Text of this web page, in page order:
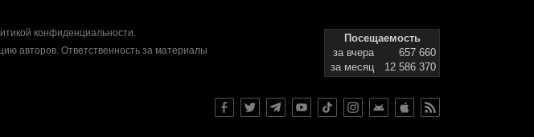
конфиденциальности.
авторов. Ответственность за материалы
Посещаемость
за вчера
657 660
за месяц
12 586 370